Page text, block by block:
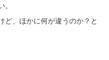
ど、ほかに何が違うのか？と